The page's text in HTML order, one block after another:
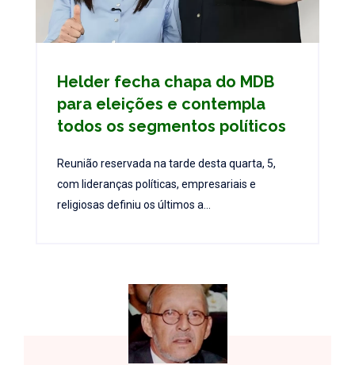
Helder fecha chapa do MDB
para eleições e contempla
todos os segmentos políticos
Reunião reservada na tarde desta quarta, 5,
com lideranças políticas, empresariais e
religiosas definiu os últimos a...